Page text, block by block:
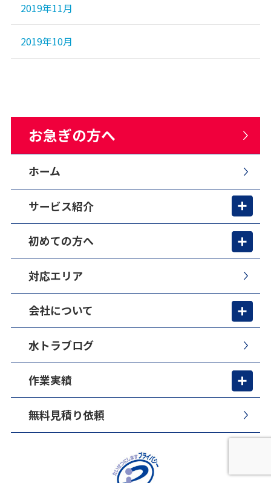
2019年11月
2019年10月
お急ぎの方へ
ホーム
サービス紹介
初めての方へ
対応エリア
会社について
水トラブログ
作業実績
無料見積り依頼